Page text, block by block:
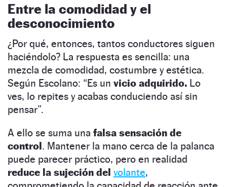
Entre la comodidad y el
desconocimiento
¿Por qué, entonces, tantos conductores siguen
haciéndolo? La respuesta es sencilla: una
mezcla de comodidad, costumbre y estética.
Según Escolano: “Es un vicio adquirido. Lo
ves, lo repites y acabas conduciendo así sin
pensar”.
A ello se suma una falsa sensación de
control. Mantener la mano cerca de la palanca
puede parecer práctico, pero en realidad
reduce la sujeción del volante,